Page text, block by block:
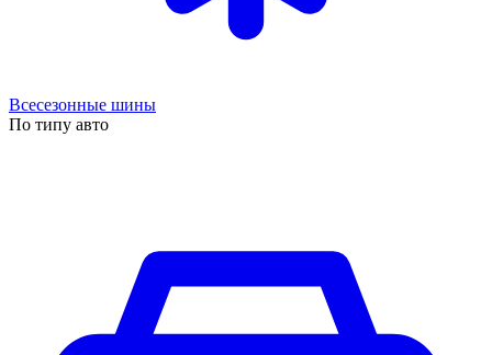
Всесезонные шины
По типу авто